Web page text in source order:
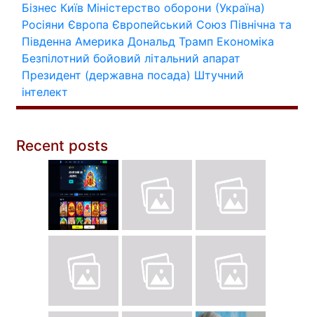
Бізнес Київ Міністерство оборони (Україна)
Росіяни Європа Європейський Союз Північна та
Південна Америка Дональд Трамп Економіка
Безпілотний бойовий літальний апарат
Президент (державна посада) Штучний
інтелект
Recent posts